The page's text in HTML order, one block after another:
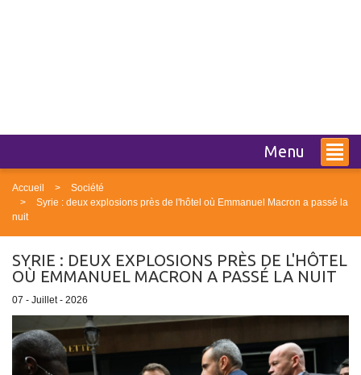
Menu
Accueil
Société
Syrie : deux explosions près de l'hôtel où Emmanuel Macron a passé la
nuit
SYRIE : DEUX EXPLOSIONS PRÈS DE L'HÔTEL
OÙ EMMANUEL MACRON A PASSÉ LA NUIT
07 - Juillet - 2026